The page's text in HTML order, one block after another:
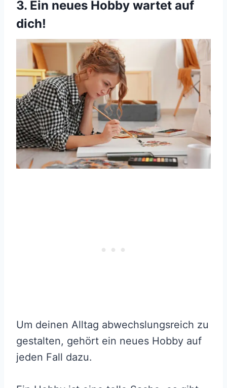
3. Ein neues Hobby wartet auf
dich!
Um deinen Alltag abwechslungsreich zu
gestalten, gehört ein neues Hobby auf
jeden Fall dazu.